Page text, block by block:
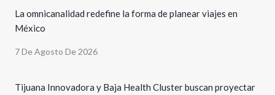
La omnicanalidad redefine la forma de planear viajes en
México
7 De Agosto De 2026
Tijuana Innovadora y Baja Health Cluster buscan proyectar